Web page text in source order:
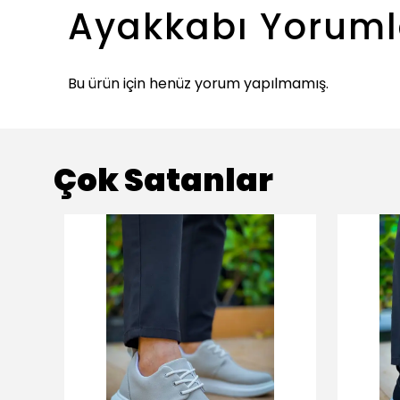
Ayakkabı
Bu ürün için henüz yorum yapılmamış.
Çok Satanlar